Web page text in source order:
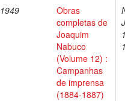
1949
Obras
completas de
Joaquim
Nabuco
(Volume 12) :
Campanhas
de imprensa
(1884-1887)